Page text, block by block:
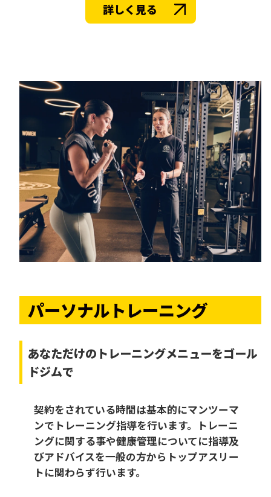
詳しく見る
パーソナルトレーニング
あなただけの トレーニングメニューをゴール
ドジムで
契約をされている時間は基本的にマンツーマ
ンでトレーニング指導を行います。トレーニ
ングに関する事や健康管理についてに指導及
びアドバイスを一般の方からトップアスリー
トに関わらず行います。